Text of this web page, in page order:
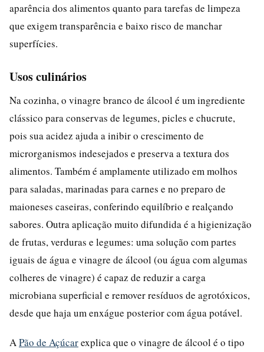
aparência dos alimentos quanto para tarefas de limpeza
que exigem transparência e baixo risco de manchar
superfícies.
Usos culinários
Na cozinha, o vinagre branco de álcool é um ingrediente
clássico para conservas de legumes, picles e chucrute,
pois sua acidez ajuda a inibir o crescimento de
microrganismos indesejados e preserva a textura dos
alimentos. Também é amplamente utilizado em molhos
para saladas, marinadas para carnes e no preparo de
maioneses caseiras, conferindo equilíbrio e realçando
sabores. Outra aplicação muito difundida é a higienização
de frutas, verduras e legumes: uma solução com partes
iguais de água e vinagre de álcool (ou água com algumas
colheres de vinagre) é capaz de reduzir a carga
microbiana superficial e remover resíduos de agrotóxicos,
desde que haja um enxágue posterior com água potável.
A Pão de Açúcarexplica que o vinagre de álcool é o tipo